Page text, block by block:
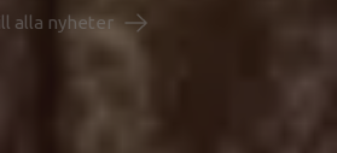
alla nyheter